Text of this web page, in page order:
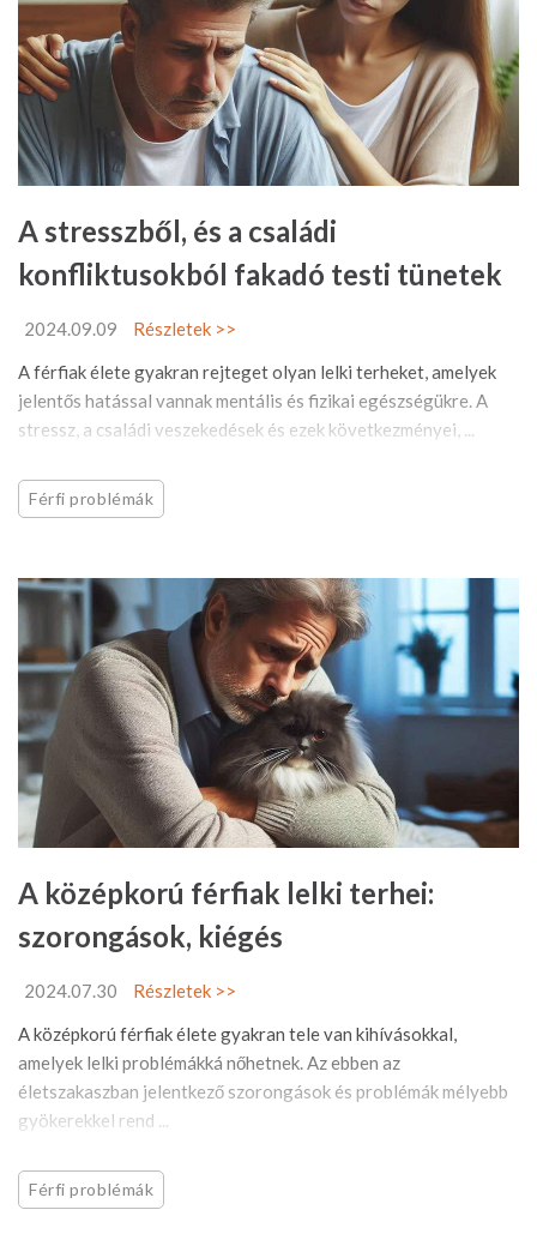
A stresszből, és a családi
konfliktusokból fakadó testi tünetek
2024.09.09
Részletek >>
A férfiak élete gyakran rejteget olyan lelki terheket, amelyek
jelentős hatással vannak mentális és fizikai egészségükre. A
stressz, a családi veszekedések és ezek következményei, ...
Férfi problémák
A középkorú férfiak lelki terhei:
szorongások, kiégés
2024.07.30
Részletek >>
A középkorú férfiak élete gyakran tele van kihívásokkal,
amelyek lelki problémákká nőhetnek. Az ebben az
életszakaszban jelentkező szorongások és problémák mélyebb
gyökerekkel rend ...
Férfi problémák